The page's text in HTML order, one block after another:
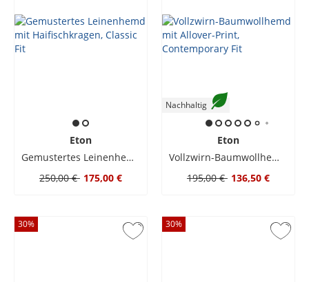
Eton
Gemustertes Leinenhemd mit Haifischkragen, Classic Fit
250,00 € 175,00 €
Nachhaltig
Eton
Vollzwirn-Baumwollhemd mit Allover-Print, Contemporary Fit
195,00 € 136,50 €
30% 30%